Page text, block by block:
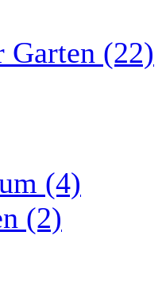
Garten (22)
(4)
(2)